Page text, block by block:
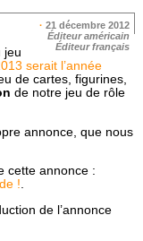
· 21 décembre 2012
Éditeur américain
Éditeur français
jeu
serait l’année
de cartes, figurines,
de notre jeu de rôle
annonce, que nous
cette annonce :
!.
de l’annonce